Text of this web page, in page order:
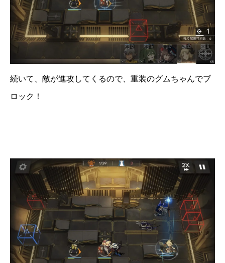
続いて、敵が進攻してくるので、重装のグムちゃんでブ
ロック！